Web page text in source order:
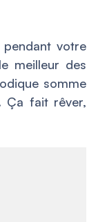
pendant votre
meilleur des
somme
Ça fait rêver,